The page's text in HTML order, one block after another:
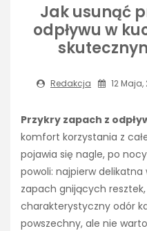
Jak usunąć
odpływu w
Redakcja 12 Maja,
Przykry zapach z
komfort korzystania z
pojawia się nagle, po
powoli: najpierw delikatna
zapach gnijących
charakterystyczny odór
powszechny, ale nie